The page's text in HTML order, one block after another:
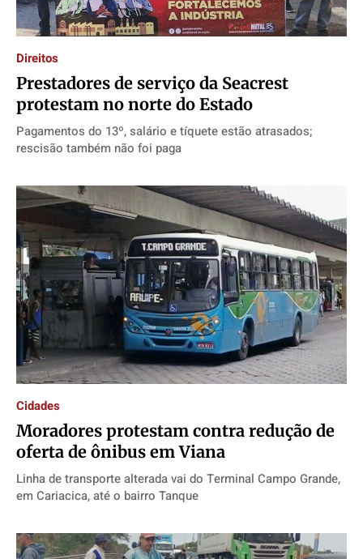
Direitos
Prestadores de serviço da Seacrest
protestam no norte do Estado
Pagamentos do 13º, salário e tíquete estão atrasados;
rescisão também não foi paga
Cidades
Moradores protestam contra redução de
oferta de ônibus em Viana
Linha de transporte alterada vai do Terminal Campo Grande,
em Cariacica, até o bairro Tanque